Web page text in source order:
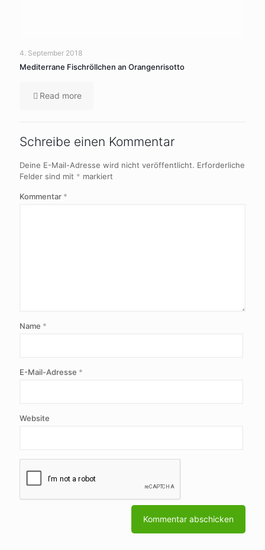
4. September 2018
Mediterrane Fischröllchen an Orangenrisotto
Read more
Schreibe einen Kommentar
Deine E-Mail-Adresse wird nicht veröffentlicht. Erforderliche
Felder sind mit * markiert
Kommentar *
Name *
E-Mail-Adresse *
Website